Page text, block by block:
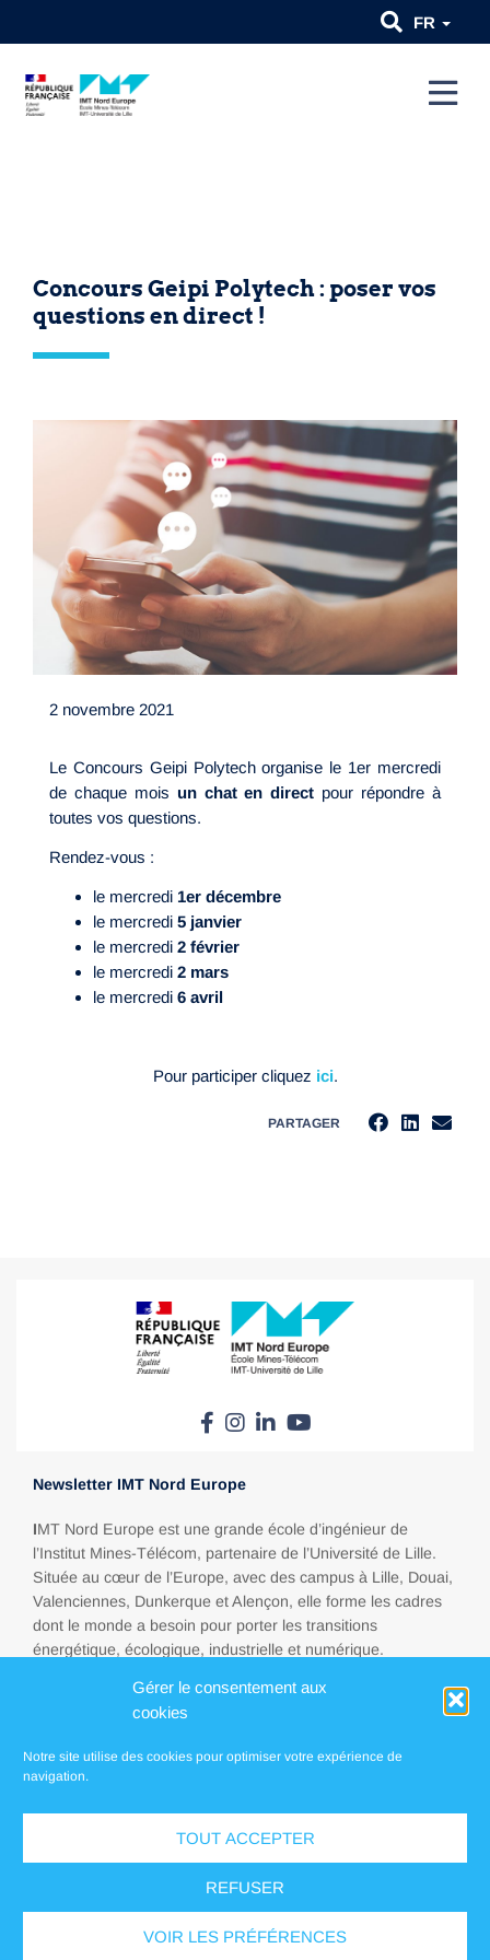
Gérer le consentement aux
cookies
Notre site utilise des cookies pour optimiser votre expérience de
navigation.
TOUT ACCEPTER
REFUSER
VOIR LES PRÉFÉRENCES
FR
Concours Geipi Polytech : poser vos
questions en direct !
2 novembre 2021
Le Concours Geipi Polytech organise le 1er mercredi
de chaque mois un chat en direct pour répondre à
toutes vos questions.
Rendez-vous :
le mercredi 1er décembre
le mercredi 5 janvier
le mercredi 2 février
le mercredi 2 mars
le mercredi 6 avril
Pour participer cliquez ici.
PARTAGER
Newsletter IMT Nord Europe
IMT Nord Europe est une grande école d’ingénieur de
l’Institut Mines-Télécom, partenaire de l’Université de Lille.
Située au cœur de l’Europe, avec des campus à Lille, Douai,
Valenciennes, Dunkerque et Alençon, elle forme les cadres
dont le monde a besoin pour porter les transitions
énergétique, écologique, industrielle et numérique.
FAQ
Politique de confidentialité
Conditions Générales d’Achat (CGA)
Accessibilité